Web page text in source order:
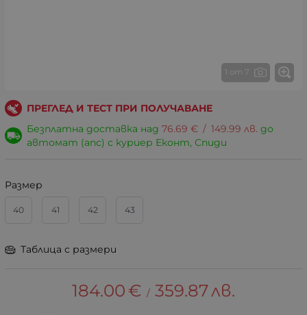
1 от 7
ПРЕГЛЕД И ТЕСТ ПРИ ПОЛУЧАВАНЕ
Безплатна доставка над 76.69 € / 149.99 лв. до
автомат (апс) с куриер Еконт, Спиди
Размер
40 41 42 43
Таблица с размери
184.00 € / 359.87лв.